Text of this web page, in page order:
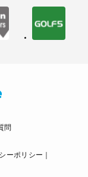
問
ーポリシー